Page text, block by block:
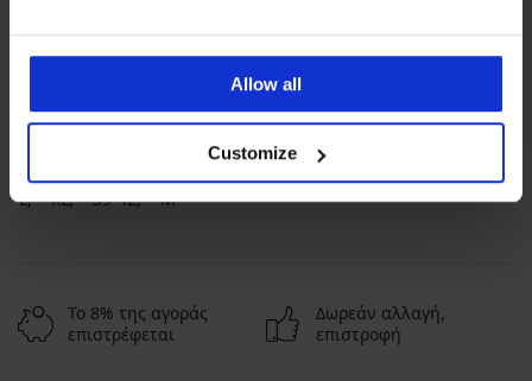
Allow all
Customize
MEN-A
Astratex VOXX BOMA
Πιο συχνά επιλεγμένα χρώματα
μαύρο
πολύχρωμο λευκό μπλε
L
XL 39-42 M
Το 8% της αγοράς
επιστρέφεται
Δωρεάν αλλαγή,
επιστροφή